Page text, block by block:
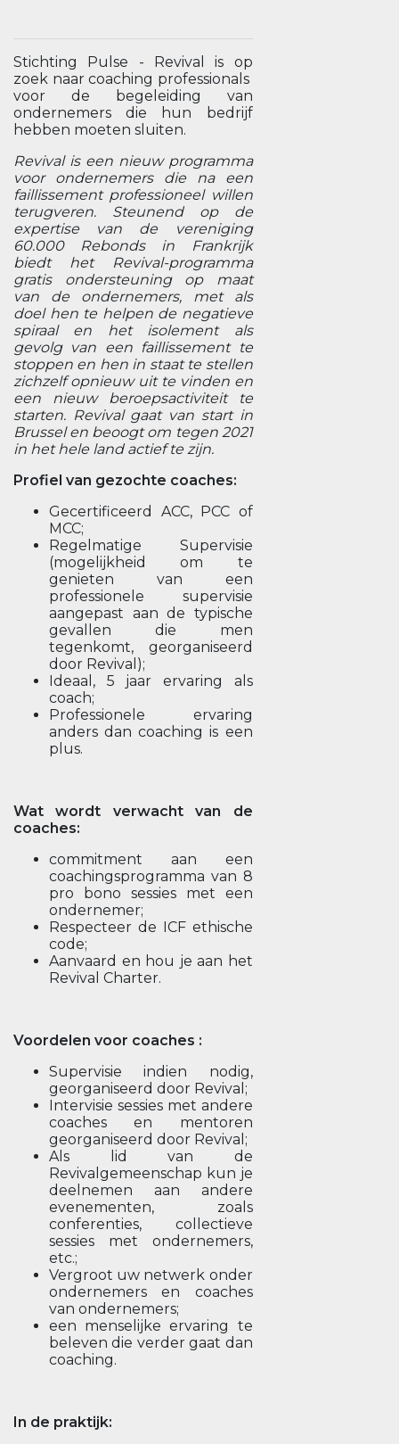
Stichting Pulse - Revival is op
zoek naar coaching professionals
voor de begeleiding van
ondernemers die hun bedrijf
hebben moeten sluiten.
Revival is een nieuw programma
voor ondernemers die na een
faillissement professioneel willen
terugveren. Steunend op de
expertise van de vereniging
60.000 Rebonds in Frankrijk
biedt het Revival-programma
gratis ondersteuning op maat
van de ondernemers, met als
doel hen te helpen de negatieve
spiraal en het isolement als
gevolg van een faillissement te
stoppen en hen in staat te stellen
zichzelf opnieuw uit te vinden en
een nieuw beroepsactiviteit te
starten. Revival gaat van start in
Brussel en beoogt om tegen 2021
in het hele land actief te zijn.
Profiel van gezochte coaches:
Gecertificeerd ACC, PCC of
MCC;
Regelmatige Supervisie
(mogelijkheid om te
genieten van een
professionele supervisie
aangepast aan de typische
gevallen die men
tegenkomt, georganiseerd
door Revival);
Ideaal, 5 jaar ervaring als
coach;
Professionele ervaring
anders dan coaching is een
plus.
Wat wordt verwacht van de
coaches:
commitment aan een
coachingsprogramma van 8
pro bono sessies met een
ondernemer;
Respecteer de ICF ethische
code;
Aanvaard en hou je aan het
Revival Charter.
Voordelen voor coaches :
Supervisie indien nodig,
georganiseerd door Revival;
Intervisie sessies met andere
coaches en mentoren
georganiseerd door Revival;
Als lid van de
Revivalgemeenschap kun je
deelnemen aan andere
evenementen, zoals
conferenties, collectieve
sessies met ondernemers,
etc.;
Vergroot uw netwerk onder
ondernemers en coaches
van ondernemers;
een menselijke ervaring te
beleven die verder gaat dan
coaching.
In de praktijk: